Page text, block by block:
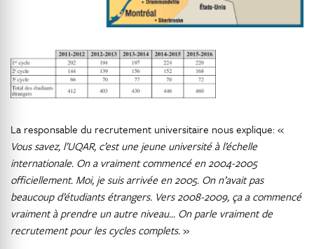
La responsable du recrutement universitaire nous explique: «
Vous savez, l’UQAR, c’est une jeune université à l’échelle
internationale. On a vraiment commencé en 2004-2005
officiellement. Moi, je suis arrivée en 2005. On n’avait pas
beaucoup d’étudiants étrangers. Vers 2008-2009, ça a commencé
vraiment à prendre un autre niveau… On parle vraiment de
recrutement pour les cycles complets.»